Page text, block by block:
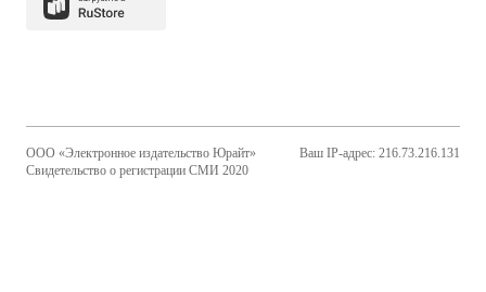
ООО «Электронное издательство Юрайт»
Свидетельство о регистрации СМИ 2020
Ваш IP-адрес: 216.73.216.131